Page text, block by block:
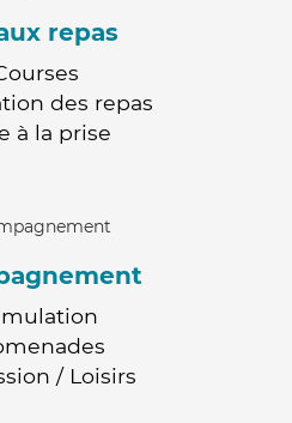
repas
des repas
à la prise
/ Loisirs